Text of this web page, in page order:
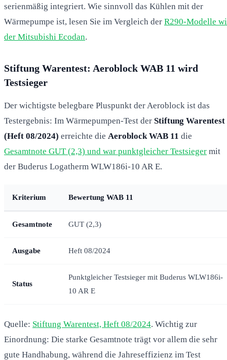
serienmäßig integriert. Wie sinnvoll das Kühlen mit der
Wärmepumpe ist, lesen Sie im Vergleich der R290-Modelle
der Mitsubishi Ecodan.
Stiftung Warentest: Aeroblock WAB 11 wird
Testsieger
Der wichtigste belegbare Pluspunkt der Aeroblock ist das
Testergebnis: Im Wärmepumpen-Test der Stiftung Warentest
(Heft 08/2024) erreichte die Aeroblock WAB 11 die
Gesamtnote GUT (2,3) und war punktgleicher Testsieger mit
der Buderus Logatherm WLW186i-10 AR E.
Kriterium Bewertung WAB 11
Gesamtnote GUT (2,3)
Ausgabe Heft 08/2024
Status
Punktgleicher Testsieger mit Buderus WLW186i-
10 AR E
Quelle: Stiftung Warentest, Heft 08/2024. Wichtig zur
Einordnung: Die starke Gesamtnote trägt vor allem die sehr
gute Handhabung, während die Jahreseffizienz im Test